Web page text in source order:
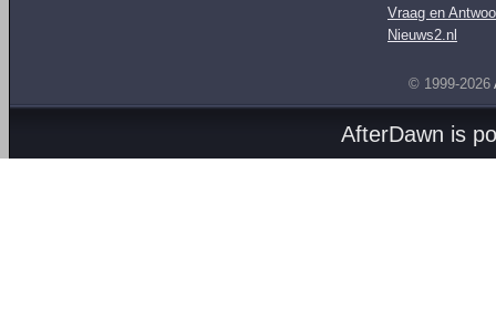
Vraag en
Nieuws2.nl
© 1999-2026
AfterDawn is